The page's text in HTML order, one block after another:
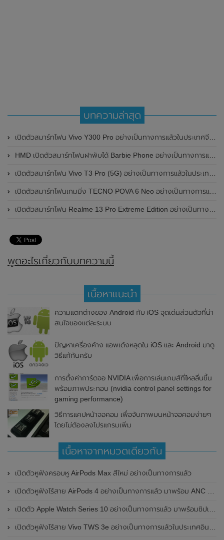
บทความล่าสุด
เปิดตัวสมาร์ทโฟน Vivo Y300 Pro อย่างเป็นทางการแล้วในประเทศจีน มาพร้อมดีไซน์พรีเมี่ยม ทนทาน และแบตเตอรี่สุดอึดขนาดใหญ่ 6,500mAh พร้อมรองรับการชาร์จไว 80W
HMD เปิดตัวสมาร์ทโฟนฝาพับได้ Barbie Phone อย่างเป็นทางการแล้ว มาพร้อมธีมสีชมพูสดใส
เปิดตัวสมาร์ทโฟน Vivo T3 Pro (5G) อย่างเป็นทางการแล้วในประเทศอินเดีย
เปิดตัวสมาร์ทโฟนเกมมิ่ง TECNO POVA 6 Neo อย่างเป็นทางการแล้วในประเทศไทย ในราคา 8,499 บาท
เปิดตัวสมาร์ทโฟน Realme 13 Pro Extreme Edition อย่างเป็นทางการแล้วในประเทศจีน
พูดอะไรเกี่ยวกับบทความนี้
เนื้อหาแนะนำ
ความแตกต่างของ Android กับ iOS จุดเด่นส่วนตัวที่น่า
สนใจของแต่ละระบบ
ปัญหาเครื่องค้าง แอพเด้งหลุดใน iOS และ Android มาดู
วิธีแก้กันครับ
การตั้งค่าการ์ดจอ NVIDIA เพื่อการเล่นเกมส์ที่ไหลลื่นขึ้น
พร้อมภาพประกอบ (nvidia control panel settings for
gaming performance)
วิธีการแคปหน้าจอคอม เพื่อจับภาพบนหน้าจอคอมง่ายๆ
โดยไม่ต้องลงโปรแกรมเพิ่ม
เนื้อหาจากหมวดเดียวกัน
เปิดตัวหูฟังครอบหู AirPods Max สีใหม่ อย่างเป็นทางการแล้ว
เปิดตัวหูฟังไร้สาย AirPods 4 อย่างเป็นทางการแล้ว มาพร้อม ANC และฟีเจอร์ใหม่มากมาย
เปิดตัว Apple Watch Series 10 อย่างเป็นทางการแล้ว มาพร้อมชิปเซ็ตรุ่น S10
เปิดตัวหูฟังไร้สาย Vivo TWS 3e อย่างเป็นทางการแล้วในประเทศอินเดีย มาพร้อมระบบตัดเสียงรบกวน ANC ที่ 30dB , ป้องกันฝุ่นและกันน้ำที่ระดับ IP54 , แบตเตอรี่สามารถใช้งานนานสูงสุด 36 ชั่วโมง